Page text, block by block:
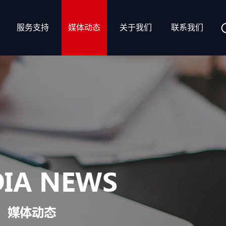
服务支持 媒体动态 关于我们 联系我们